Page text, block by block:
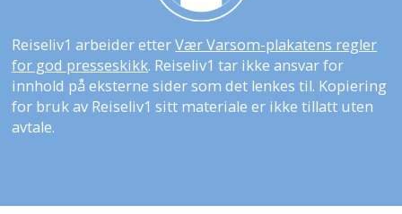
Reiseliv1 arbeider etterVær Varsom-plakatens regler
for god presseskikk. Reiseliv1 tar ikke ansvar for
innhold på eksterne sider som det lenkes til. Kopiering
for bruk av Reiseliv1 sitt materiale er ikke tillatt uten
avtale.